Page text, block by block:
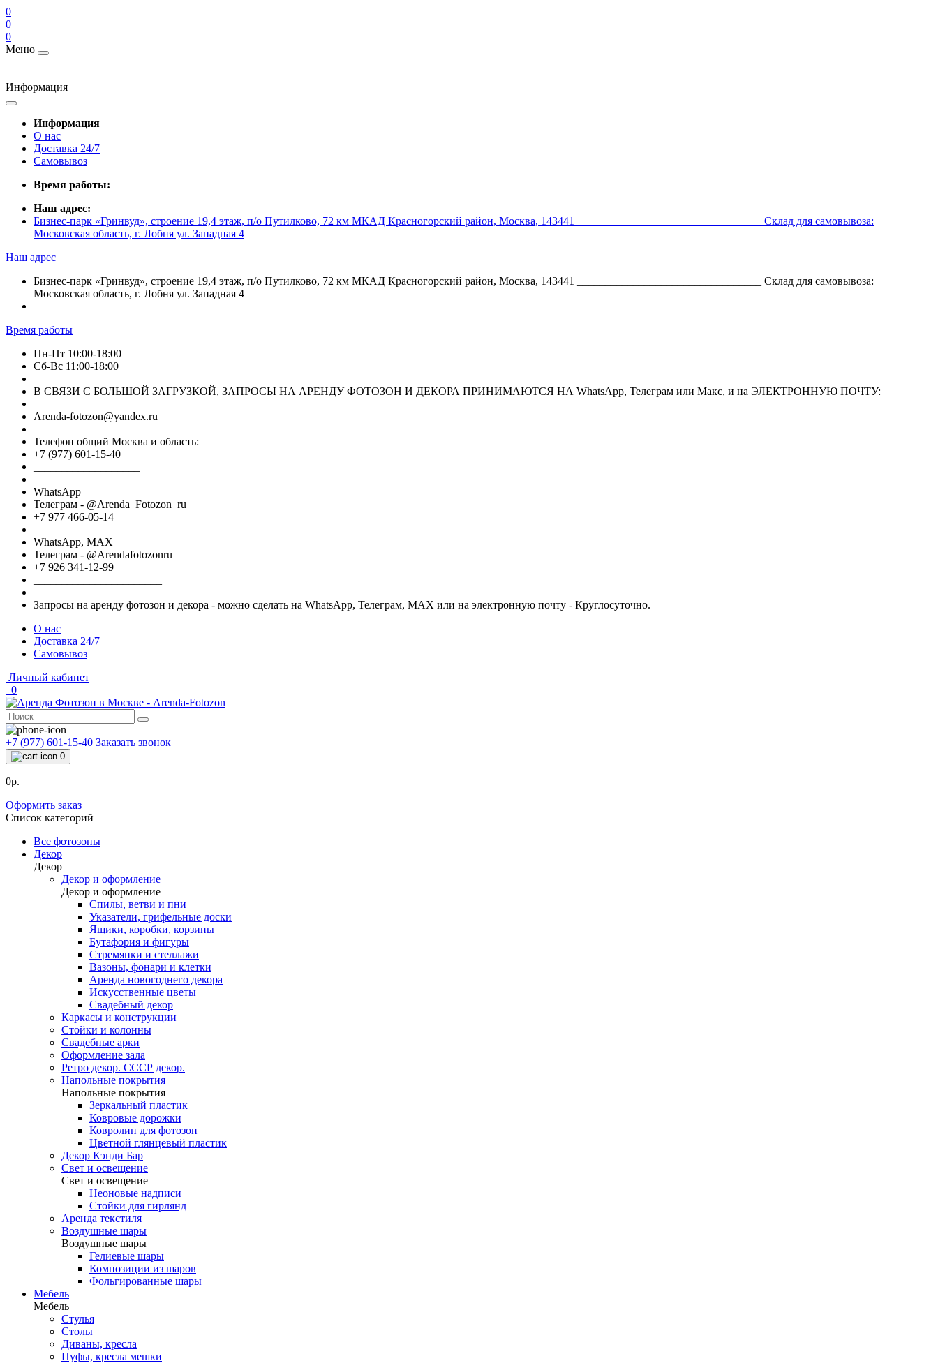
0
0
0
Меню
Информация
Информация
О нас
Доставка 24/7
Самовывоз
Время работы:
Наш адрес:
Бизнес-парк «Гринвуд», строение 19,4 этаж, п/о Путилково, 72 км МКАД Красногорский район, Москва, 143441 _________________________________ Склад для самовывоза:
Московская область, г. Лобня ул. Западная 4
Наш адрес
Бизнес-парк «Гринвуд», строение 19,4 этаж, п/о Путилково, 72 км МКАД Красногорский район, Москва, 143441 _________________________________ Склад для самовывоза:
Московская область, г. Лобня ул. Западная 4
Время работы
Пн-Пт 10:00-18:00
Сб-Вс 11:00-18:00
В СВЯЗИ С БОЛЬШОЙ ЗАГРУЗКОЙ, ЗАПРОСЫ НА АРЕНДУ ФОТОЗОН И ДЕКОРА ПРИНИМАЮТСЯ НА WhatsApp, Телеграм или Макс, и на ЭЛЕКТРОННУЮ ПОЧТУ:
Arenda-fotozon@yandex.ru
Телефон общий Москва и область:
+7 (977) 601-15-40
WhatsApp
Телеграм - @Arenda_Fotozon_ru
+7 977 466-05-14
WhatsApp, МАХ
Телеграм - @Arendafotozonru
+7 926 341-12-99
Запросы на аренду фотозон и декора - можно сделать на WhatsApp, Телеграм, МАХ или на электронную почту - Круглосуточно.
О нас
Доставка 24/7
Самовывоз
Личный кабинет
0
+7 (977) 601-15-40 Заказать звонок
0
0р.
Оформить заказ
Список категорий
Все фотозоны
Декор
Декор
Декор и оформление
Декор и оформление
Спилы, ветви и пни
Указатели, грифельные доски
Ящики, коробки, корзины
Бутафория и фигуры
Стремянки и стеллажи
Вазоны, фонари и клетки
Аренда новогоднего декора
Искусственные цветы
Свадебный декор
Каркасы и конструкции
Стойки и колонны
Свадебные арки
Оформление зала
Ретро декор. СССР декор.
Напольные покрытия
Напольные покрытия
Зеркальный пластик
Ковровые дорожки
Ковролин для фотозон
Цветной глянцевый пластик
Декор Кэнди Бар
Свет и освещение
Свет и освещение
Неоновые надписи
Стойки для гирлянд
Аренда текстиля
Воздушные шары
Воздушные шары
Гелиевые шары
Композиции из шаров
Фольгированные шары
Мебель
Мебель
Стулья
Столы
Диваны, кресла
Пуфы, кресла мешки